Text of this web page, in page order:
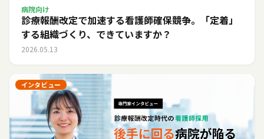
病院向け
診療報酬改定で加速する看護師確保競争。「定着」
する組織づくり、できていますか？
2026.05.13
インタビュー